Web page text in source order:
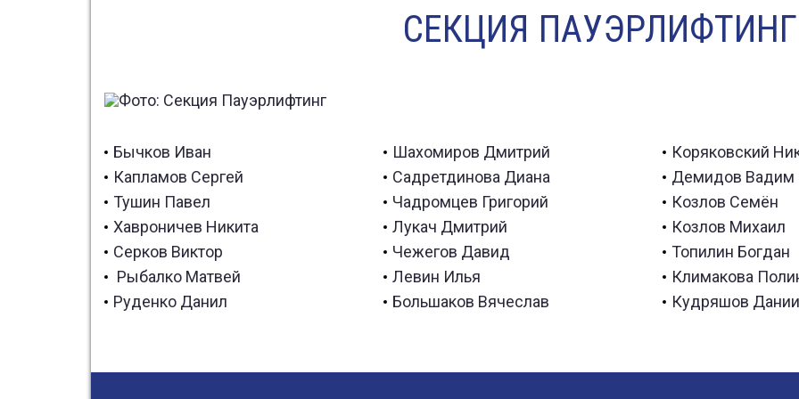
СЕКЦИЯ ПАУЭРЛИФТИНГ
Бычков Иван Шахомиров Дмитрий
Коряковский
Капламов Сергей
Садретдинова Диана
Демидов Вадим
Тушин Павел
Чадромцев Григорий
Козлов Семён
Хавроничев Никита
Лукач Дмитрий
Козлов Михаил
Серков Виктор
Чежегов Давид
Топилин Богдан
Рыбалко Матвей
Левин Илья
Климакова
Руденко Данил
Большаков Вячеслав Кудряшов